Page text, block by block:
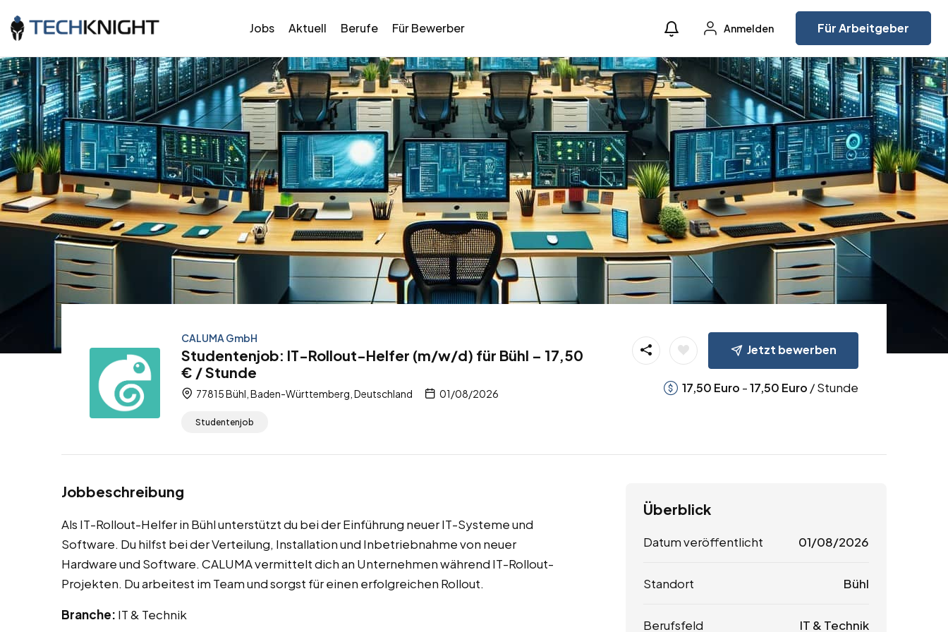
Jobs Aktuell Berufe Für Bewerber Anmelden Für Arbeitgeber
CALUMA GmbH
Studentenjob: IT-Rollout-Helfer (m/w/d) für Bühl – 17,50
€ / Stunde
77815 Bühl, Baden-Württemberg, Deutschland 01/08/2026
Studentenjob
Jetzt bewerben
17,50 Euro -17,50 Euro / Stunde
Jobbeschreibung
Als IT-Rollout-Helfer in Bühl unterstützt du bei der Einführung neuer IT-Systeme und
Software. Du hilfst bei der Verteilung, Installation und Inbetriebnahme von neuer
Hardware und Software. CALUMA vermittelt dich an Unternehmen während IT-Rollout-
Projekten. Du arbeitest im Team und sorgst für einen erfolgreichen Rollout.
Branche: IT & Technik
Überblick
Datum veröffentlicht 01/08/2026
Standort Bühl
Berufsfeld IT & Technik